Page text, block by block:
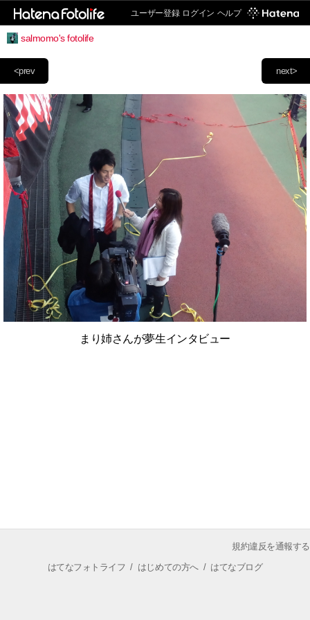
ユーザー登録 ログイン ヘルプ
salmomo's fotolife
next>
<prev
まり姉さんが夢生インタビュー
規約違反を通報する
はてなフォトライフ / はじめての方へ/ はてなブログ